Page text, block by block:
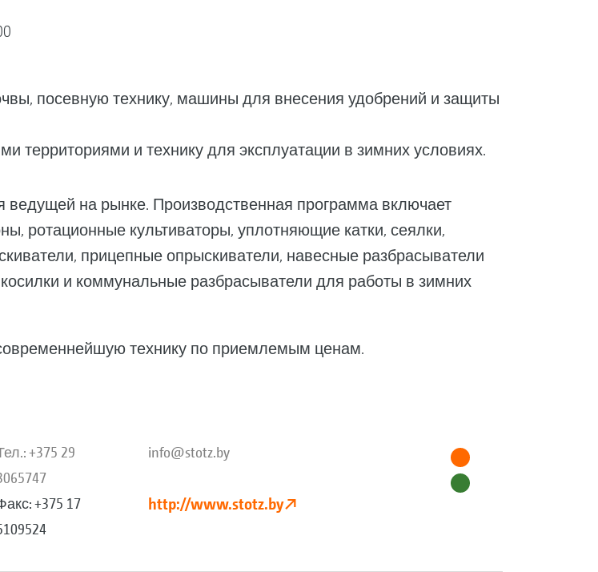
посевную технику, машины для внесения удобрений и защиты
и технику для эксплуатации в зимних условиях.
на рынке. Производственная программа включает
ротационные культиваторы, уплотняющие катки, сеялки,
прицепные опрыскиватели, навесные разбрасыватели
и коммунальные разбрасыватели для работы в зимних
технику по приемлемым ценам.
+375 29
+375 17
info@stotz.by
http://www.stotz.by